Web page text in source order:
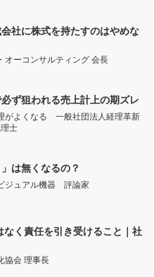
社に株式を持たすのはやめな
オーコンサルティング 会長
ず狙われる売上計上の期ズレ
がよくなる 一般社団法人経理革新
士
は無くなるの？
ジュアル機器 評論家
なく責任を引き受けること｜社
協会 理事長